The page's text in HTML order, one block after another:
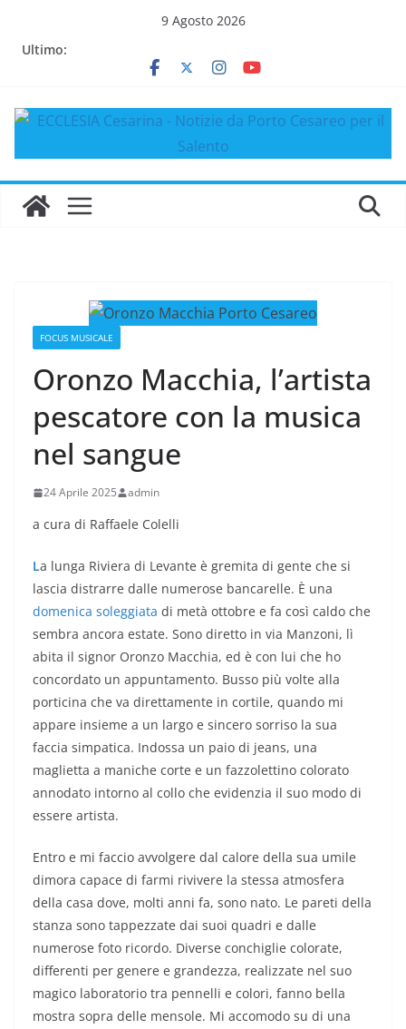
9 Agosto 2026
Ultimo:
FOCUS MUSICALE
Oronzo Macchia, l’artista
pescatore con la musica
nel sangue
24 Aprile 2025 admin
a cura di Raffaele Colelli
La lunga Riviera di Levante è gremita di gente che si
lascia distrarre dalle numerose bancarelle. È una
domenica soleggiata di metà ottobre e fa così caldo che
sembra ancora estate. Sono diretto in via Manzoni, lì
abita il signor Oronzo Macchia, ed è con lui che ho
concordato un appuntamento. Busso più volte alla
porticina che va direttamente in cortile, quando mi
appare insieme a un largo e sincero sorriso la sua
faccia simpatica. Indossa un paio di jeans, una
maglietta a maniche corte e un fazzolettino colorato
annodato intorno al collo che evidenzia il suo modo di
essere artista.
Entro e mi faccio avvolgere dal calore della sua umile
dimora capace di farmi rivivere la stessa atmosfera
della casa dove, molti anni fa, sono nato. Le pareti della
stanza sono tappezzate dai suoi quadri e dalle
numerose foto ricordo. Diverse conchiglie colorate,
differenti per genere e grandezza, realizzate nel suo
magico laboratorio tra pennelli e colori, fanno bella
mostra sopra delle mensole. Mi accomodo su di una